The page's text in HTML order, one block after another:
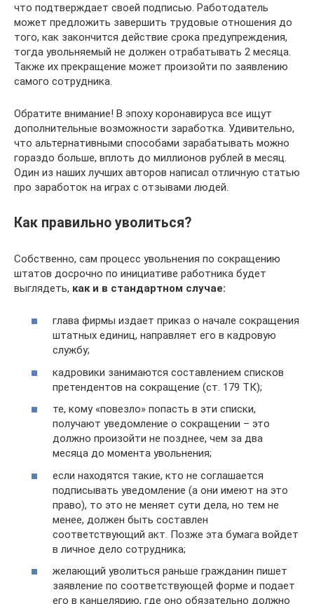
что подтверждает своей подписью. Работодатель
может предложить завершить трудовые отношения до
того, как закончится действие срока предупреждения,
тогда увольняемый не должен отрабатывать 2 месяца.
Также их прекращение может произойти по заявлению
самого сотрудника.
Обратите внимание! В эпоху коронавируса все ищут
дополнительные возможности заработка. Удивительно,
что альтернативными способами зарабатывать можно
гораздо больше, вплоть до миллионов рублей в месяц.
Один из наших лучших авторов написал отличную статью
про заработок на играх с отзывами людей.
Как правильно уволиться?
Собственно, сам процесс увольнения по сокращению
штатов досрочно по инициативе работника будет
выглядеть, как и в стандартном случае:
глава фирмы издает приказ о начале сокращения
штатных единиц, направляет его в кадровую
службу;
кадровики занимаются составлением списков
претендентов на сокращение (ст. 179 ТК);
те, кому «повезло» попасть в эти списки,
получают уведомление о сокращении – это
должно произойти не позднее, чем за два
месяца до момента увольнения;
если находятся такие, кто не соглашается
подписывать уведомление (а они имеют на это
право), то это не меняет сути дела, но тем не
менее, должен быть составлен
соответствующий акт. Позже эта бумага войдет
в личное дело сотрудника;
желающий уволиться раньше гражданин пишет
заявление по соответствующей форме и подает
его в канцелярию, где оно обязательно должно